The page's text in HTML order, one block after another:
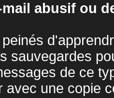
abusif ou
sauvegardes
de ce
avec une copie